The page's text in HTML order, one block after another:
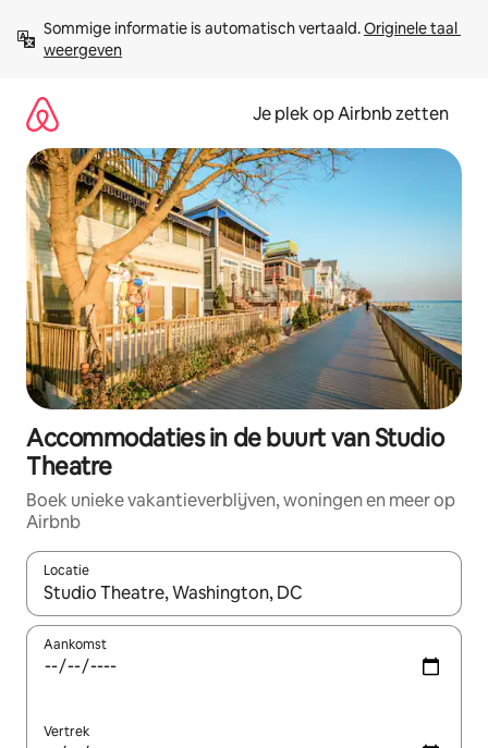
direct
naar
Sommige informatie is automatisch vertaald. Originele taal
weergeven
Je plek op Airbnb zetten
Accommodaties in de buurt van Studio
Theatre
Boek unieke vakantieverblijven, woningen en meer op
Airbnb
Locatie
Wanneer er resultaten beschikbaar zijn, maak je een keuze
Aankomst
Vertrek